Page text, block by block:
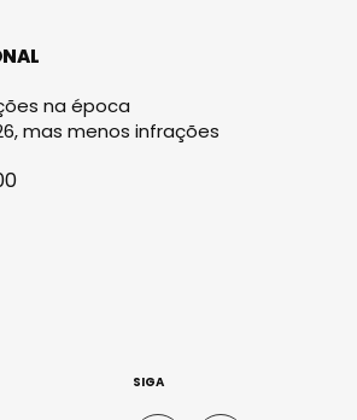
na época
mas menos infrações
SIGA